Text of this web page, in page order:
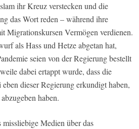
ihr Kreuz verstecken und die
das Wort reden – während ihre
Migrationskursen Vermögen verdienen.
als Hass und Hetze abgetan hat,
seien von der Regierung bestellt
dabei ertappt wurde, dass die
dieser Regierung erkundigt haben,
haben.
Medien über das